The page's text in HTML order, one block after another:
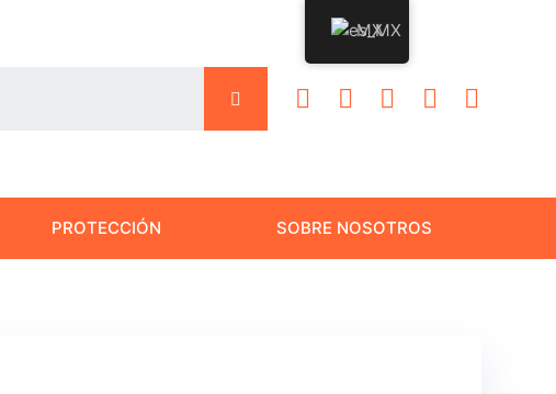
PROTECCIÓN SOBRE NOSOTROS
MX